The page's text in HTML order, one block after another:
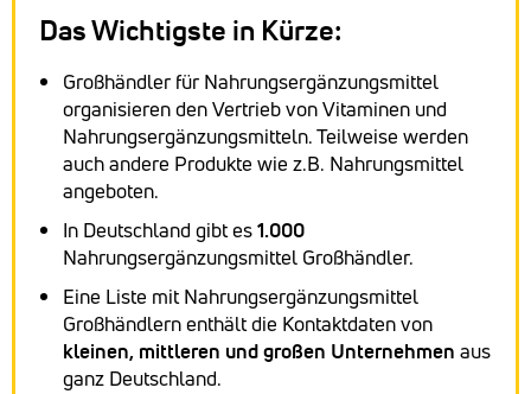
Das Wichtigste in Kürze:
Großhändler für Nahrungsergänzungsmittel
organisieren den Vertrieb von Vitaminen und
Nahrungsergänzungsmitteln. Teilweise werden
auch andere Produkte wie z.B. Nahrungsmittel
angeboten.
In Deutschland gibt es1.000
Nahrungsergänzungsmittel Großhändler.
Eine Liste mit Nahrungsergänzungsmittel
Großhändlern enthält die Kontaktdaten von
kleinen, mittleren und großen Unternehmen aus
ganz Deutschland.